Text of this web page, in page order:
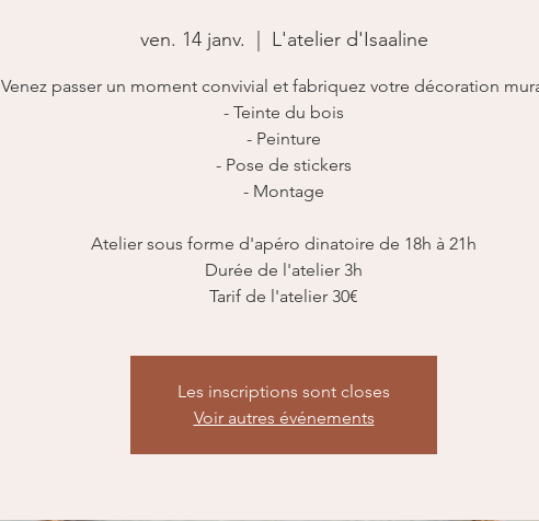
ven. 14 janv. L'atelier d'Isaaline
Venez passer un moment convivial et fabriquez votre décoration
- Teinte du bois
- Peinture
- Pose de stickers
- Montage
Atelier sous forme d'apéro dinatoire de 18h à 21h
Durée de l'atelier 3h
Tarif de l'atelier 30€
Les inscriptions sont closes
Voir autres événements